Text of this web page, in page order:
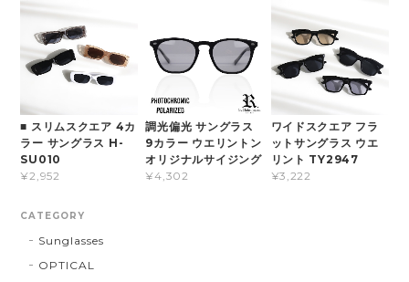
■ スリムスクエア 4カ
ラー サングラス H-
SU010
¥2,952
調光偏光 サングラス
9カラー ウエリントン
オリジナルサイジング
¥4,302
ワイドスクエア フラ
ットサングラス ウエ
リント TY2947
¥3,222
CATEGORY
Sunglasses
OPTICAL